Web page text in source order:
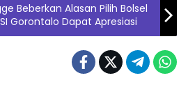
Beberkan Alasan Pilih Bolsel
Gorontalo Dapat Apresiasi